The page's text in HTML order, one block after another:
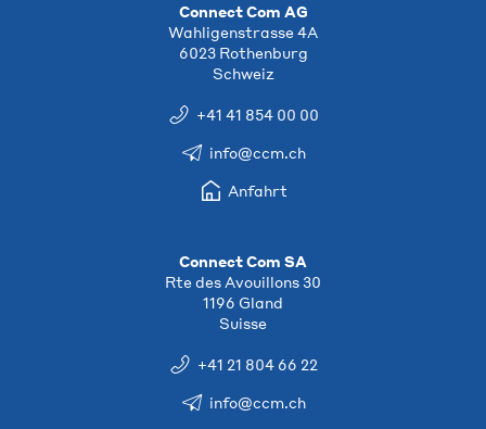
Connect Com AG
Wahligenstrasse 4A
6023 Rothenburg
Schweiz
+41 41 854 00 00
info@ccm.ch
Anfahrt
Connect Com SA
Rte des Avouillons 30
1196 Gland
Suisse
+41 21 804 66 22
info@ccm.ch